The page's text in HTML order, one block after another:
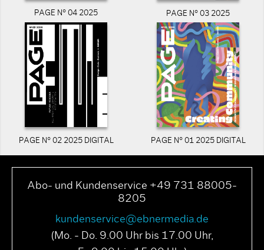
PAGE N° 04 2025 PAGE N° 03 2025
PAGE N° 02 2025 DIGITAL PAGE N° 01 2025 DIGITAL
Abo- und Kundenservice +49 731 88005-
8205
kundenservice@ebnermedia.de
(Mo. - Do. 9.00 Uhr bis 17.00 Uhr,